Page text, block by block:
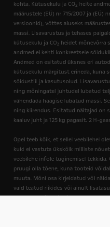
kohta. Kütusekulu ja CO2 heite
määrustele (EÜ) nr 715/2007 ja (EÜ)
versioonid), võttes aluseks
massi. Lisavarustus ja tehases
kütusekulu ja CO2 heidet mõnevõrra
andmed ei kehti konkreetsele
Andmed on esitatud üksnes eri
kütusekulu märgitust erineda, kuna
sõidustiil ja kasutusolud.
ning mõningatel juhtudel lubatud
vähendada haagise lubatud massi.
ning kiirendus. Esitatud näitajad on
kaaluv juht ja 125 kg pagasit. 2 H-
Opel teeb kõik, et sellel veebilehel
kuid ei vastuta ükskõik milliste
veebilehe infole tuginemisel tekkida.
pruugi olla tõene, kuna tooteid
muuta. Mõni osa kirjeldatud või
vaid teatud riikides või ainult
muuta ükskõik mis ajal toodete